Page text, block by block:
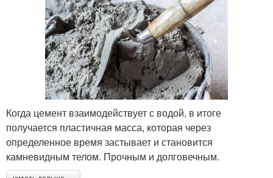
Когда цемент взаимодействует с водой, в итоге
получается пластичная масса, которая через
определенное время застывает и становится
камневидным телом. Прочным и долговечным.